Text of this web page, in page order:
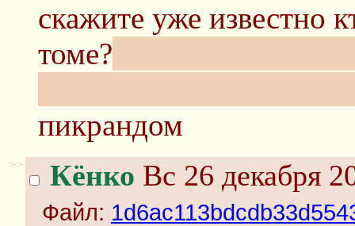
скажите уже известно
томе?
пикрандом
>> Кёнко Вс 26 декабря
Файл: